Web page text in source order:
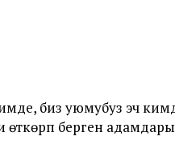
биз уюмубуз эч
берген